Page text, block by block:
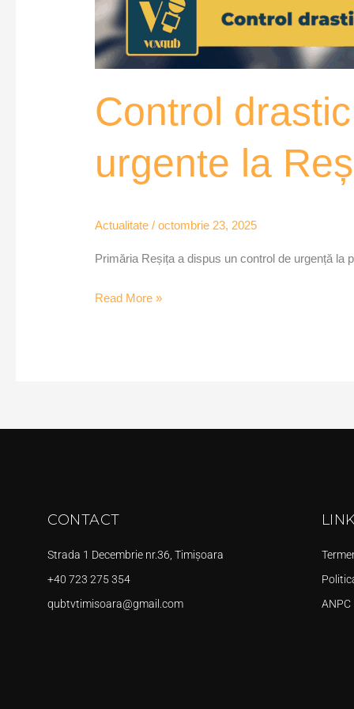
Control
urgente la
Actualitate /octombrie 23, 2025
Primăria Reșița a dispus un control de urgență la
Read More »
CONTACT
Strada 1 Decembrie nr.36, Timișoara
+40 723 275 354
qubtvtimisoara@gmail.com
ANPC